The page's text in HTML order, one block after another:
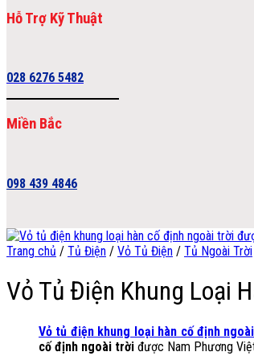
Hỗ Trợ Kỹ Thuật
028 6276 5482
Miền Bắc
098 439 4846
Trang chủ / Tủ Điện / Vỏ Tủ Điện / Tủ Ngoài Trời
Vỏ Tủ Điện Khung Loại
Vỏ tủ điện khung loại hàn cố định
cố định ngoài trời được Nam Phương